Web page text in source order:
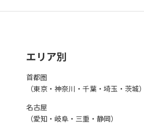
エリア別
首都圏
（東京・神奈川・千葉・埼玉・茨城）
名古屋
（愛知・岐阜・三重・静岡）